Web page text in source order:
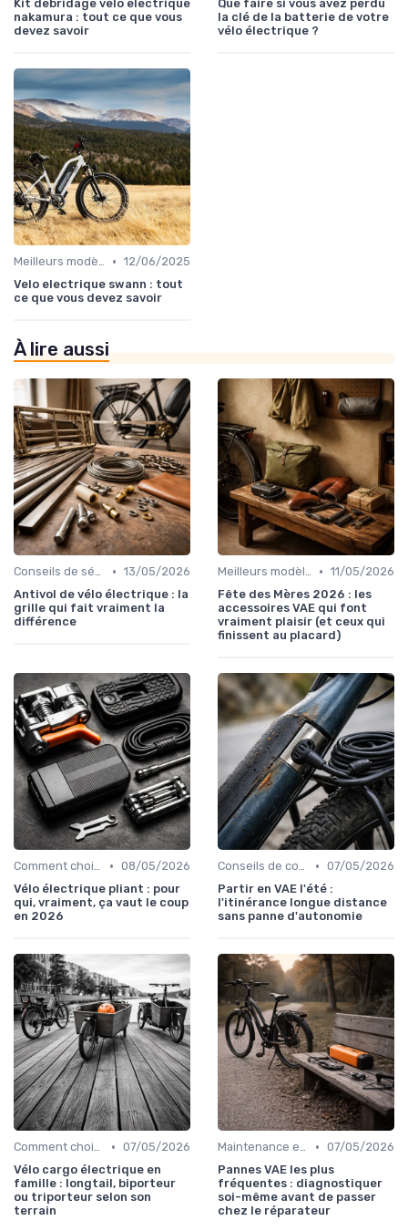
Kit debridage velo electrique
nakamura : tout ce que vous
devez savoir
Que faire si vous avez perdu
la clé de la batterie de votre
vélo électrique ?
Meilleurs modèles et marques • 12/06/2025
Velo electrique swann : tout
ce que vous devez savoir
À lire aussi
Conseils de sécurité et formation • 13/05/2026
Antivol de vélo électrique : la
grille qui fait vraiment la
différence
Meilleurs modèles et marques • 11/05/2026
Fête des Mères 2026 : les
accessoires VAE qui font
vraiment plaisir (et ceux qui
finissent au placard)
Comment choisir un vélo électrique • 08/05/2026
Vélo électrique pliant : pour
qui, vraiment, ça vaut le coup
en 2026
Conseils de conduite et navigation • 07/05/2026
Partir en VAE l'été :
l'itinérance longue distance
sans panne d'autonomie
Comment choisir un vélo électrique • 07/05/2026
Vélo cargo électrique en
famille : longtail, biporteur
ou triporteur selon son
terrain
Maintenance et réparation • 07/05/2026
Pannes VAE les plus
fréquentes : diagnostiquer
soi-même avant de passer
chez le réparateur